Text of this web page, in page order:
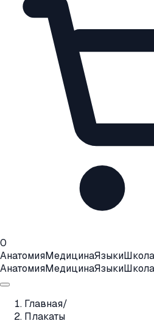
0
АнатомияМедицинаЯзыкиШкола
АнатомияМедицинаЯзыкиШкола
Главная/
Плакаты